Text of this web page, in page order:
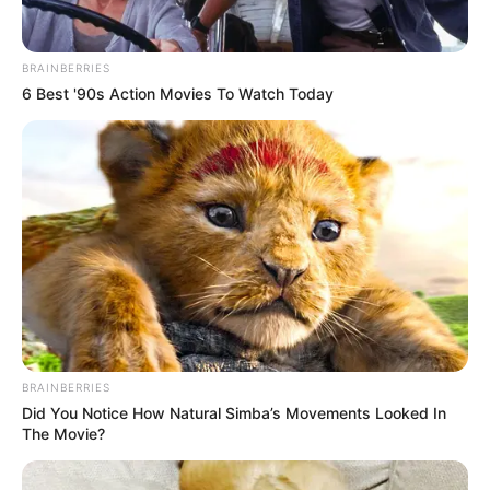
el traslado de la mujer,está dio a luz dentro de su hogar.
BRAINBERRIES
6 Best '90s Action Movies To Watch Today
BRAINBERRIES
Did You Notice How Natural Simba’s Movements Looked In
The Movie?